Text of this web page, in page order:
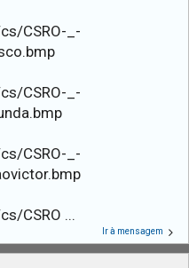
CSRO-_-
CSRO-_-
CSRO-_-
CSRO ...
Ir à mensagem